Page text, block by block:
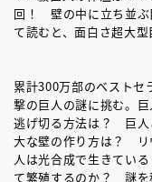
回！ 壁の中に立ち並
て読むと、面白さ超大型
累計300万部のベストセ
撃の巨人の謎に挑む。
逃げ切る方法は？ 巨
大な壁の作り方は？
人は光合成で生きてい
て繁殖するのか？ 謎を